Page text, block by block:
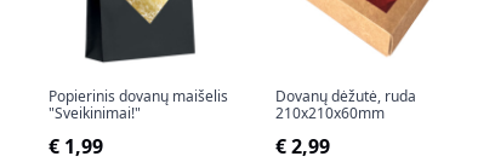
Popierinis dovanų maišelis
"Sveikinimai!"
€ 1,99
Dovanų dėžutė, ruda
210x210x60mm
€ 2,99